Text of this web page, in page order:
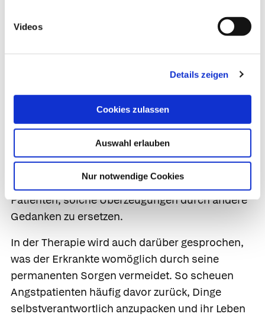
Videos
Details zeigen
Cookies zulassen
Auswahl erlauben
Nur notwendige Cookies
hervorgegangen sind, verringern zunächst durch
Entspannungstechniken die körperlichen
Symptome der Angst und machen sie besser
beherrschbar. Gemeinsam mit dem Patienten
Annahmen sie über sich selbst und die Welt
haben. Häufig glauben die Betroffenen, nur dann
geliebt zu werden, wenn sie es immer jedem
recht machen. Erkrankte neigen auch dazu, bei
zwei möglichen Alternativen stets die negativere
Variante anzunehmen. Der Therapeut hilft dem
Patienten, solche Überzeugungen durch andere
Gedanken zu ersetzen.
In der Therapie wird auch darüber gesprochen,
was der Erkrankte womöglich durch seine
permanenten Sorgen vermeidet. So scheuen
Angstpatienten häufig davor zurück, Dinge
selbstverantwortlich anzupacken und ihr Leben